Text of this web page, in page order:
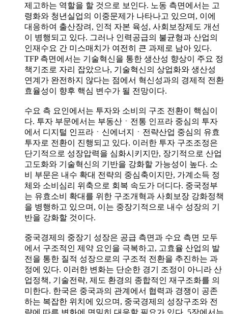
제고하는 역할을 할 것으로 보인다. 노동 측면에서는 고
령화와 청년실업의 이중문제가 나타나고 있으며, 이에
대응하여 출산장려, 인적 자본 육성, 사회보장제도 개선
이 병행되고 있다. 그러나 인력공급의 불균형과 산업의
인재수요 간 미스매치가 여전히 큰 과제로 남아 있다.
TFP 측면에서는 기술혁신을 통한 생산성 향상이 주요 정
책기조로 자리 잡았으나, 기술혁신의 상업화와 생산성
연계가 완전하지 않다는 점에서 혁신성과의 경제적 전환
효율성이 향후 핵심 변수가 될 전망이다.
수요 측 요인에서는 투자와 소비의 구조 전환이 핵심이
다. 투자 부문에서는 부동산ㆍ전통 인프라 중심의 투자
에서 디지털 인프라ㆍ신에너지ㆍ전략산업 중심의 유효
투자로 전환이 진행되고 있다. 이러한 투자 구조조정은
단기적으로 성장압력을 심화시키지만, 장기적으로 산업
고도화와 기술혁신의 기반을 강화할 가능성이 높다. 소
비 부문은 내수 확대 전략의 중심축이지만, 가계소득 정
체와 소비심리 위축으로 회복 속도가 더디다. 중국정부
는 유효소비 확대를 위한 구조개혁과 사회보장 강화정책
을 병행하고 있으며, 이는 중장기적으로 내수 성장의 기
반을 강화할 것이다.
중국경제의 중장기 성장은 공급 측면과 수요 측면 모두
에서 구조적인 제약 요인을 극복하고, 고효율 산업의 발
전을 통한 질적 성장으로의 구조적 전환을 추진하는 과
정에 있다. 이러한 변화는 단순한 경기 조정이 아니라 산
업정책, 기술전략, 제도 환경의 종합적인 재구조화를 의
미한다. 한국은 중국과의 관계에서 협력과 경쟁이 공존
하는 복잡한 위치에 있으며, 중국경제의 성장구조와 전
략에 따른 변화에 면밀히 대응할 필요가 있다. 5장에서는